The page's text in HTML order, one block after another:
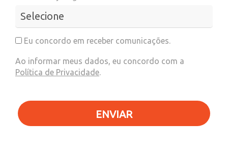
Eu concordo em receber comunicações.
Ao informar meus dados, eu concordo com a
Política de Privacidade.
ENVIAR